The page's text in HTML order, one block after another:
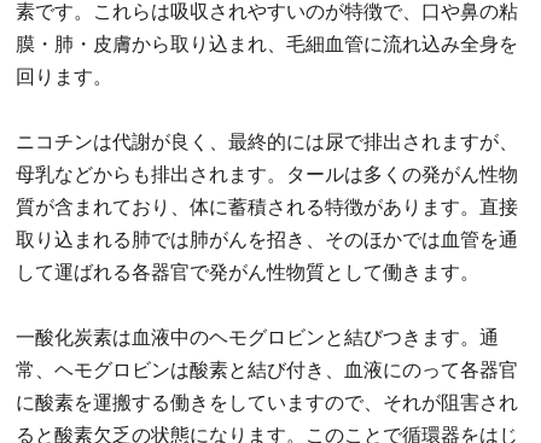
素です。これらは吸収されやすいのが特徴で、口や鼻の粘
膜・肺・皮膚から取り込まれ、毛細血管に流れ込み全身を
回ります。
ニコチンは代謝が良く、最終的には尿で排出されますが、
母乳などからも排出されます。タールは多くの発がん性物
質が含まれており、体に蓄積される特徴があります。直接
取り込まれる肺では肺がんを招き、そのほかでは血管を通
して運ばれる各器官で発がん性物質として働きます。
一酸化炭素は血液中のヘモグロビンと結びつきます。通
常、ヘモグロビンは酸素と結び付き、血液にのって各器官
に酸素を運搬する働きをしていますので、それが阻害され
ると酸素欠乏の状態になります。このことで循環器をはじ